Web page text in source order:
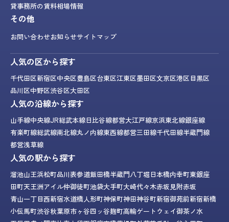
貸事務所の賃料相場情報
その他
お問い合わせお知らせサイトマップ
人気の区から探す
千代田区新宿区中央区豊島区台東区江東区墨田区文京区港区目黒区
品川区中野区渋谷区大田区
人気の沿線から探す
山手線中央線JR総武本線日比谷線都営大江戸線京浜東北線銀座線
有楽町線総武線南北線丸ノ内線東西線都営三田線千代田線半蔵門線
都営浅草線
人気の駅から探す
溜池山王浜松町品川表参道飯田橋半蔵門八丁堀日本橋内幸町東銀座
田町天王洲アイル仲御徒町池袋大手町大崎代々木赤坂見附赤坂
青山一丁目西新宿水道橋人形町神保町神田神谷町新宿御苑前新宿新橋
小伝馬町渋谷秋葉原市ヶ谷四ッ谷麹町高輪ゲートウェイ御茶ノ水